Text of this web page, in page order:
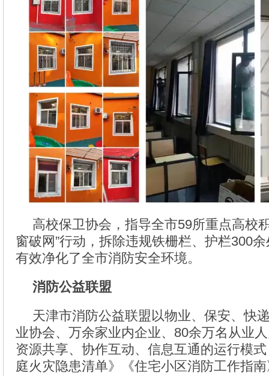
高校保卫协会，指导全市59所重点高校
窗破网”行动，拆除违规铁栅栏、护栏300
有效净化了全市消防安全环境。
消防公益联盟
天津市消防公益联盟以物业、保安、快
业协会、万余家业内企业、80余万名从业
资源共享、协作互动、信息互通的运行模
庭火灾隐患清单》《住宅小区消防工作指